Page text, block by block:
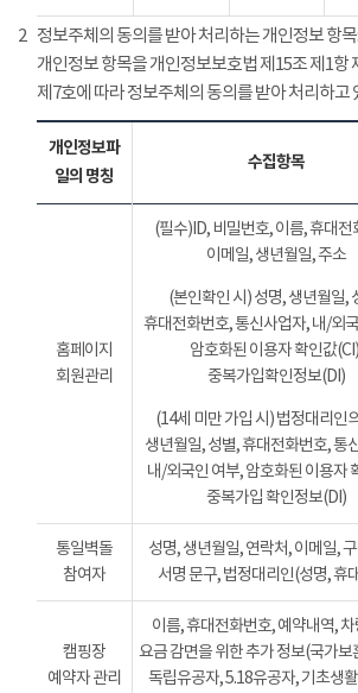
2 정보주체의 동의를 받아 처리하는 개인정보 항
개인정보 항목을 개인정보보호법 제15조 제1항
제7호에 따라 정보주체의 동의를 받아 처리하고
개인정보파
일의 명칭
수집항목
홈페이지
회원관리
(필수)ID, 비밀번호, 이름, 휴대전
이메일, 생년월일, 주소
(본인확인 시) 성명, 생년월일,
휴대전화번호, 통신사업자, 내/외
암호화된 이용자 확인값
중복가입확인정보(DI)
(14세 미만 가입 시) 법정대리인
생년월일, 성별, 휴대전화번호, 통
내/외국인 여부, 암호화된 이용자
중복가입 확인정보(DI)
통일벽돌
참여자
성명, 생년월일, 연락처, 이메일,
서명 문구, 법정대리인(성명, 휴
캠핑장
예약자 관리
이름, 휴대전화번호, 예약내역,
요금 감면을 위한 추가 정보(국가보
독립유공자, 5.18유공자, 기초생